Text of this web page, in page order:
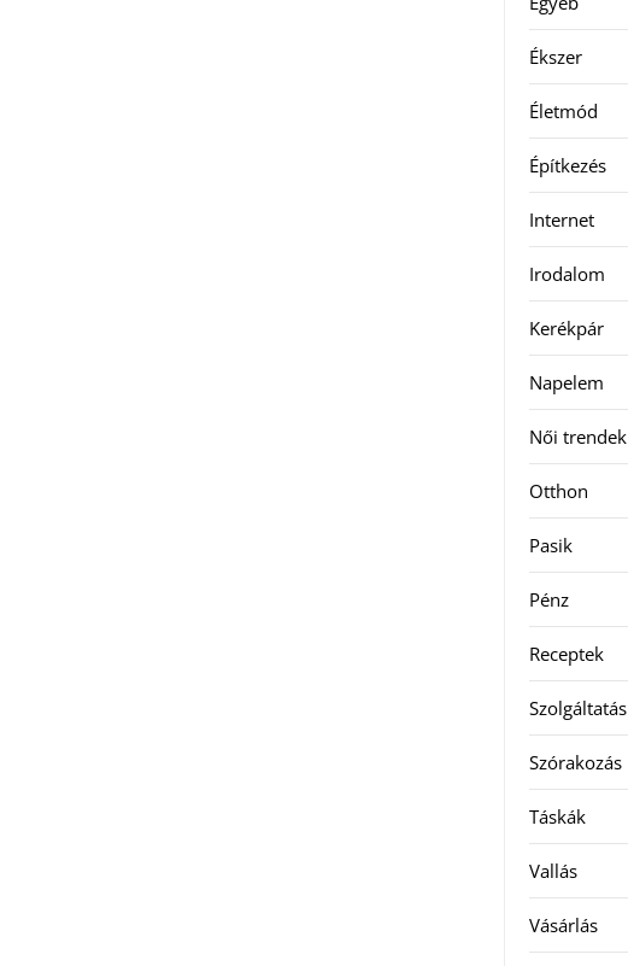
Ékszer
Életmód
Építkezés
Internet
Irodalom
Kerékpár
Napelem
Női trendek
Otthon
Pasik
Pénz
Receptek
Szolgáltatás
Szórakozás
Táskák
Vallás
Vásárlás